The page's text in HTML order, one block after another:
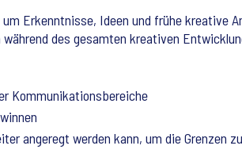
Erkenntnisse, Ideen und frühe kreative
des gesamten kreativen
Kommunikationsbereiche
angeregt werden kann, um die Grenzen